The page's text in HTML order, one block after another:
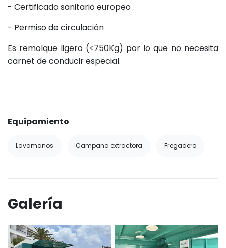
- Certificado sanitario europeo
- Permiso de circulación
Es remolque ligero (<750Kg) por lo que no necesita
carnet de conducir especial.
Equipamiento
Lavamanos Campana extractora Fregadero
Galería